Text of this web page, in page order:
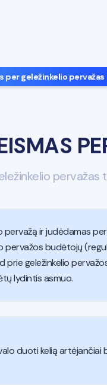
per geležinkelio pervažas
pervažas
ir judėdamas
pervažos budėtojų
prie geležinkelio
lydintis asmuo.
duoti kelią